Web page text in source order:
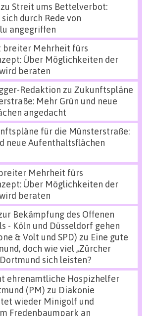
zu Streit ums Bettelverbot:
durch Rede von
angegriffen
breiter Mehrheit fürs
Über Möglichkeiten der
beraten
Redaktion zu Zukunftspläne
Mehr Grün und neue
angedacht
für die Münsterstraße:
neue Aufenthaltsflächen
Mehrheit fürs
Über Möglichkeiten der
beraten
Bekämpfung des Offenen
- Köln und Düsseldorf gehen
& Volt und SPD) zu Eine gute
doch wie viel „Zürcher
sich leisten?
ehrenamtliche Hospizhelfer
(PM) zu Diakonie
wieder Minigolf und
Fredenbaumpark an